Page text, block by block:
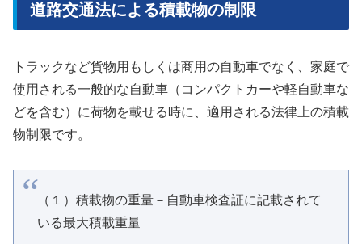
道路交通法による積載物の制限
トラックなど貨物用もしくは商用の自動車でなく、家庭で
使用される一般的な自動車（コンパクトカーや軽自動車な
どを含む）に荷物を載せる時に、適用される法律上の積載
物制限です。
（１）積載物の重量－自動車検査証に記載されて
いる最大積載重量